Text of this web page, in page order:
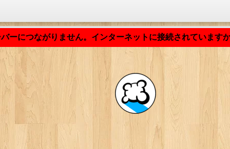
ーにつながりません。インターネットに接続されています
アプリケーションの読み込み中... ...